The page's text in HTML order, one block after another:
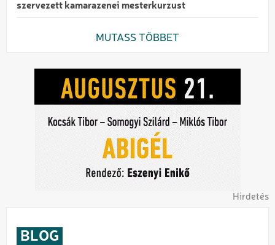
szervezett kamarazenei mesterkurzust
MUTASS TÖBBET
Hirdetés
BLOG